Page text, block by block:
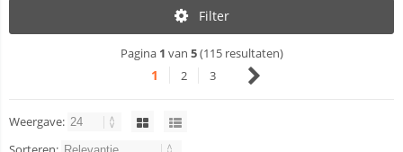
Filter
Pagina 1 van 5(115 resultaten)
1 2 3
Weergave: